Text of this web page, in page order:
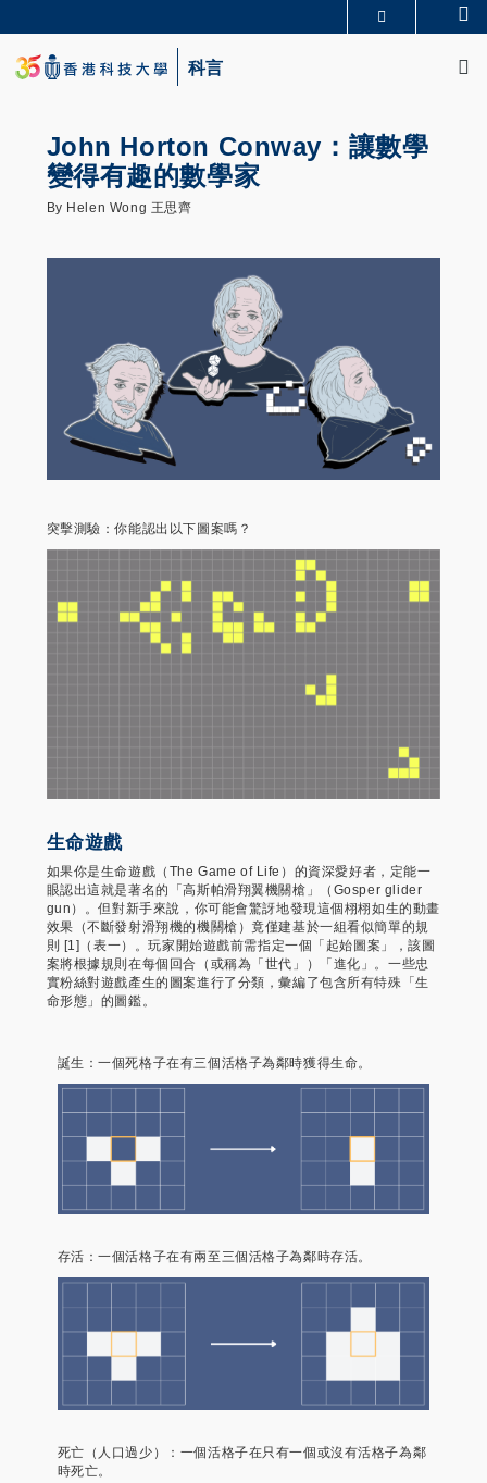
to
main
content
生活@科大
科言
John Horton Conway：讓數學
變得有趣的數學家
By Helen Wong 王思齊
突擊測驗：你能認出以下圖案嗎？
生命遊戲
如果你是生命遊戲（The Game of Life）的資深愛好者，定能一
眼認出這就是著名的「高斯帕滑翔翼機關槍」（Gosper glider
gun）。但對新手來說，你可能會驚訝地發現這個栩栩如生的動畫
效果（不斷發射滑翔機的機關槍）竟僅建基於一組看似簡單的規
則 [1]（表一）。玩家開始遊戲前需指定一個「起始圖案」，該圖
案將根據規則在每個回合（或稱為「世代」）「進化」。一些忠
實粉絲對遊戲產生的圖案進行了分類，彙編了包含所有特殊「生
命形態」的圖鑑。
誕生：一個死格子在有三個活格子為鄰時獲得生命。
存活：一個活格子在有兩至三個活格子為鄰時存活。
死亡（人口過少）：一個活格子在只有一個或沒有活格子為鄰
時死亡。